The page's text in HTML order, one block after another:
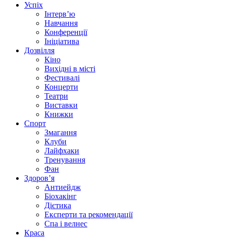
Успіх
Інтерв’ю
Навчання
Конференції
Ініціатива
Дозвілля
Кіно
Вихідні в місті
Фестивалі
Концерти
Театри
Виставки
Книжки
Спорт
Змагання
Клуби
Лайфхаки
Тренування
Фан
Здоров’я
Антиейдж
Біохакінг
Дієтика
Експерти та рекомендації
Спа i велнес
Краса